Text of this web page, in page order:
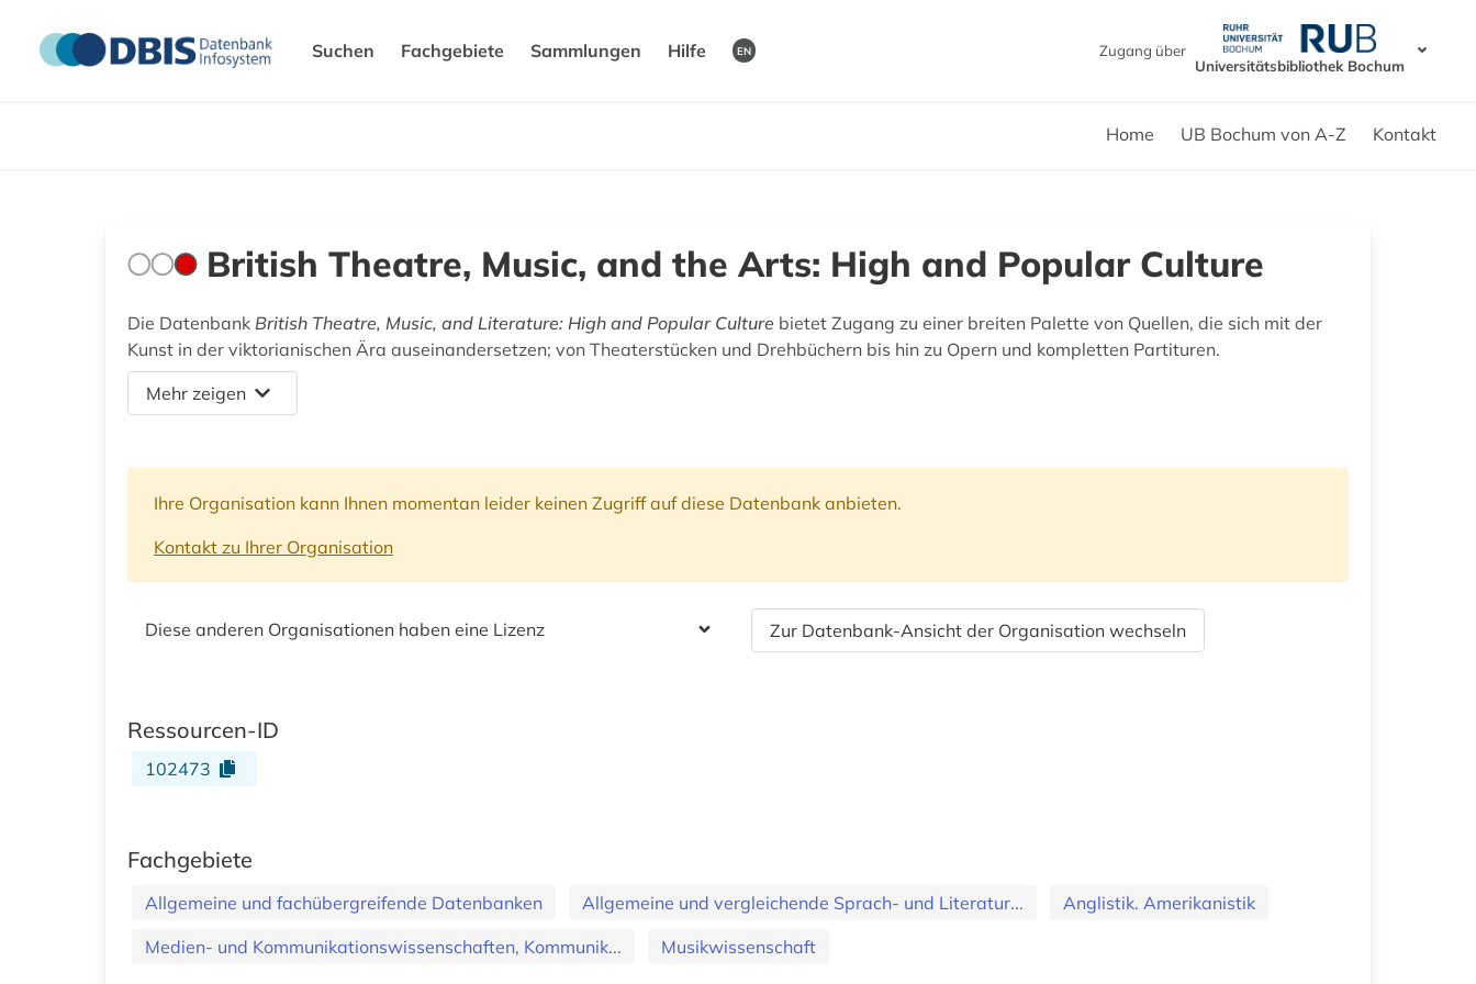
Suchen Fachgebiete Sammlungen Hilfe EN
Zugang über
Universitätsbibliothek Bochum
Home UB Bochum von A-Z Kontakt
British Theatre, Music, and the Arts: High and Popular Culture
Die Datenbank British Theatre, Music, and Literature: High and Popular Culture bietet Zugang zu einer breiten Palette von Quellen, die sich mit der
Kunst in der viktorianischen Ära auseinandersetzen; von Theaterstücken und Drehbüchern bis hin zu Opern und kompletten Partituren.
Mehr zeigen
Ihre Organisation kann Ihnen momentan leider keinen Zugriff auf diese Datenbank anbieten.
Kontakt zu Ihrer Organisation
Diese anderen Organisationen haben eine Lizenz Zur Datenbank-Ansicht der Organisation wechseln
Ressourcen-ID
102473
Fachgebiete
Allgemeine und fachübergreifende Datenbanken Allgemeine und vergleichende Sprach- und Literatur...
Anglistik. Amerikanistik
Medien- und Kommunikationswissenschaften, Kommunik...
Musikwissenschaft